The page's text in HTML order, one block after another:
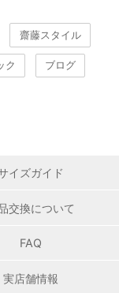
齋藤スタイル
ク ブログ
イズガイド
交換について
FAQ
実店舗情報